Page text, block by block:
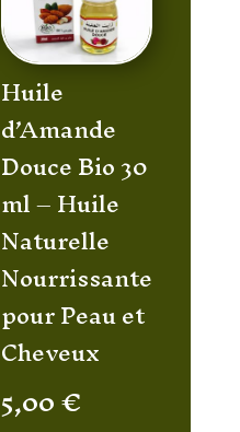
Huile
d’Amande
Douce Bio 30
ml – Huile
Naturelle
Nourrissante
pour Peau et
Cheveux
5,00€